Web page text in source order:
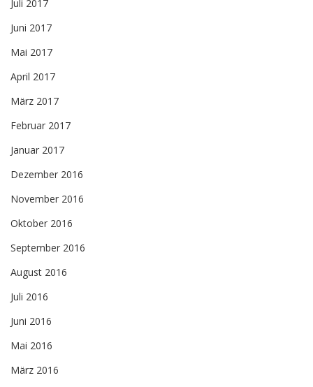
Juli 2017
Juni 2017
Mai 2017
April 2017
März 2017
Februar 2017
Januar 2017
Dezember 2016
November 2016
Oktober 2016
September 2016
August 2016
Juli 2016
Juni 2016
Mai 2016
März 2016